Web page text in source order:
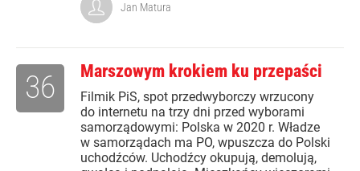
Jan Matura
Marszowym krokiem ku przepaści
Filmik PiS, spot przedwyborczy wrzucony
do internetu na trzy dni przed wyborami
samorządowymi: Polska w 2020 r. Władze
w samorządach ma PO, wpuszcza do Polski
uchodźców. Uchodźcy okupują, demolują,
36